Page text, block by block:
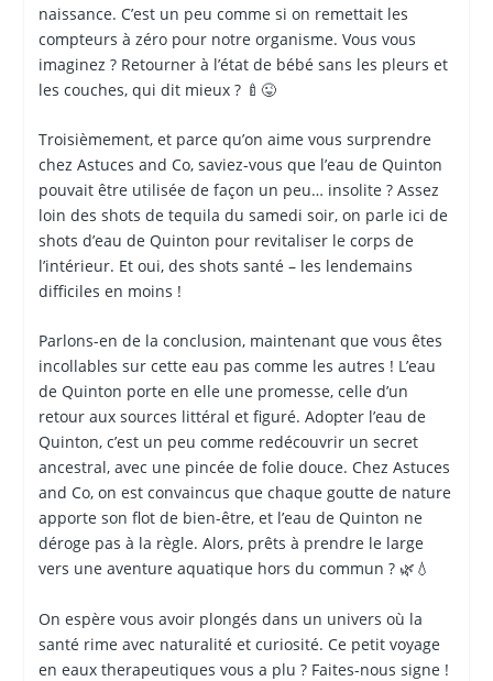
naissance. C’est un peu comme si on remettait les
compteurs à zéro pour notre organisme. Vous vous
imaginez ? Retourner à l’état de bébé sans les pleurs et
les couches, qui dit mieux ? 🍼😜
Troisièmement, et parce qu’on aime vous surprendre
chez Astuces and Co, saviez-vous que l’eau de Quinton
pouvait être utilisée de façon un peu… insolite ? Assez
loin des shots de tequila du samedi soir, on parle ici de
shots d’eau de Quinton pour revitaliser le corps de
l’intérieur. Et oui, des shots santé – les lendemains
difficiles en moins !
Parlons-en de la conclusion, maintenant que vous êtes
incollables sur cette eau pas comme les autres ! L’eau
de Quinton porte en elle une promesse, celle d’un
retour aux sources littéral et figuré. Adopter l’eau de
Quinton, c’est un peu comme redécouvrir un secret
ancestral, avec une pincée de folie douce. Chez Astuces
and Co, on est convaincus que chaque goutte de nature
apporte son flot de bien-être, et l’eau de Quinton ne
déroge pas à la règle. Alors, prêts à prendre le large
vers une aventure aquatique hors du commun ? 🌿💧
On espère vous avoir plongés dans un univers où la
santé rime avec naturalité et curiosité. Ce petit voyage
en eaux therapeutiques vous a plu ? Faites-nous signe !